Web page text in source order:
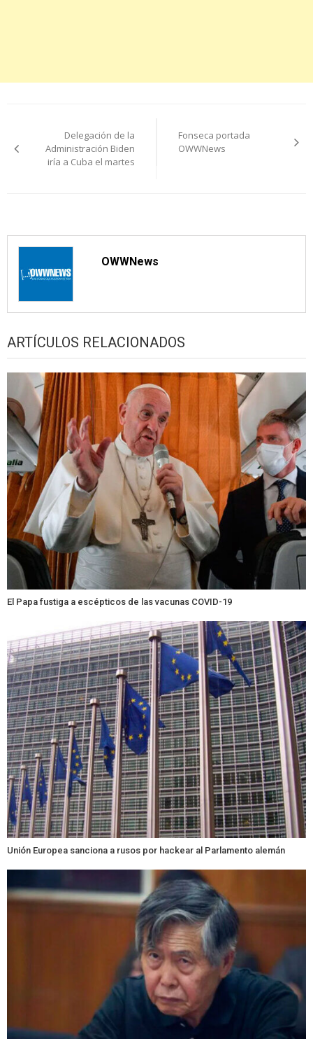
de
Delegación de la
Administración Biden
iría a Cuba el martes
Fonseca portada
OWWNews
OWWNews
ARTÍCULOS RELACIONADOS
El Papa fustiga a escépticos de las vacunas COVID-19
Unión Europea sanciona a rusos por hackear al Parlamento alemán